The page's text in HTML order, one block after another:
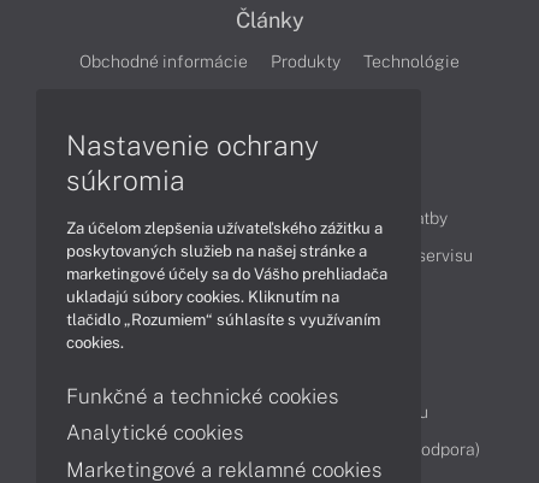
Články
Obchodné informácie Produkty
Technológie
Ako nakupovať
Možnosti doručenia a platby
Podpora a servis
Servisné služby Cenník servisu
Kontakty
Reklamácia tovaru
Diagnostiky online
TeamViewer (vzdialená podpora)
Nastavenie ochrany
súkromia
Za účelom zlepšenia užívateľského zážitku a
poskytovaných služieb na našej stránke a
marketingové účely sa do Vášho prehliadača
ukladajú súbory cookies. Kliknutím na
tlačidlo „Rozumiem“ súhlasíte s využívaním
cookies.
Funkčné a technické cookies
Analytické cookies
Marketingové a reklamné cookies